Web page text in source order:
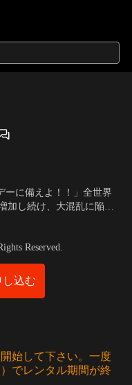
ーに備えよ！！」全世界
加し続け、大混乱に陥っ
Reserved.
込む
始して下さい。一度
でレンタル期間が終